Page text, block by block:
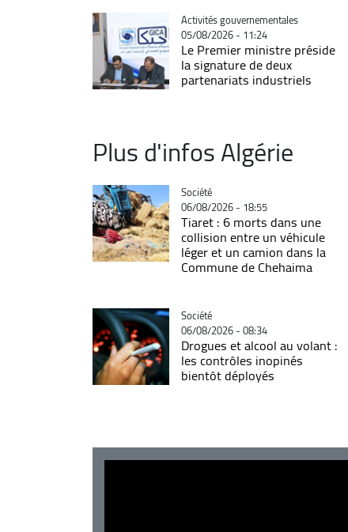
Catégorie
Activités gouvernementales
05/08/2026 - 11:24
Le Premier ministre préside
la signature de deux
partenariats industriels
Plus d'infos Algérie
Catégorie
Société
06/08/2026 - 18:55
Tiaret : 6 morts dans une
collision entre un véhicule
léger et un camion dans la
Commune de Chehaima
Catégorie
Société
06/08/2026 - 08:34
Drogues et alcool au volant :
les contrôles inopinés
bientôt déployés